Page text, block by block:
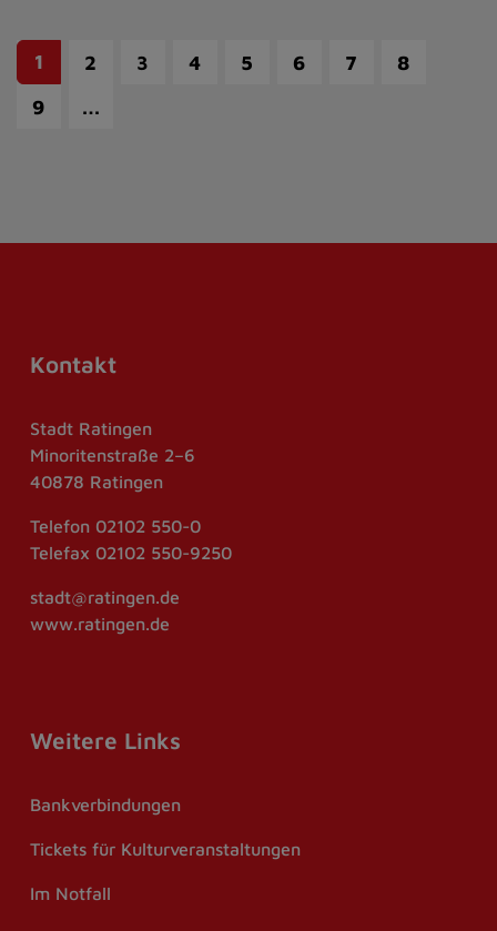
1 2 3 4 5 6 7
8
9
…
Kontakt
Stadt Ratingen
Minoritenstraße 2–6
40878 Ratingen
Telefon 02102 550-0
Telefax 02102 550-9250
stadt@ratingen.de
www.ratingen.de
Weitere Links
Bankverbindungen
Tickets für Kulturveranstaltungen
Im Notfall